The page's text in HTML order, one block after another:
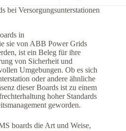
bei Versorgungsunterstationen
in
sie von ABB Power Grids
ist ein Beleg für ihre
von Sicherheit und
Umgebungen. Ob es sich
oder andere ähnliche
dieser Boards ist zu einem
hoher Standards
geworden.
boards die Art und Weise,